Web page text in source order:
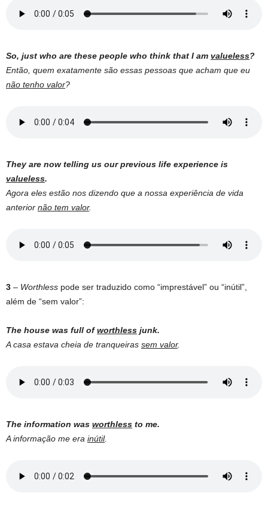
So, just who are these people who think that I am valueless?
Então, quem exatamente são essas pessoas que acham que eu
não tenho valor?
They are now telling us our previous life experience is
valueless.
Agora eles estão nos dizendo que a nossa experiência de vida
anterior não tem valor.
3 – Worthless pode ser traduzido como “imprestável” ou “inútil”,
além de “sem valor”:
The house was full ofworthless junk.
A casa estava cheia de tranqueiras sem valor.
The information was worthless to me.
A informação me era inútil.